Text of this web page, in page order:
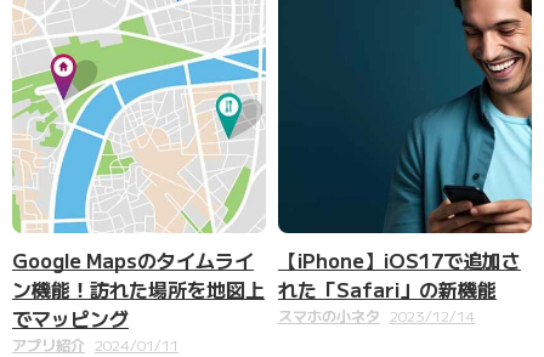
Google Mapsのタイムライ
ン機能！訪れた場所を地図上
でマッピング
アプリ紹介 2024/01/11
【iPhone】iOS17で追加さ
れた「Safari」の新機能
スマホの小ネタ 2023/12/14